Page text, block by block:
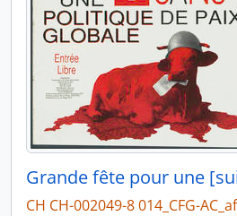
CH CH-002049-8 014_CFG-